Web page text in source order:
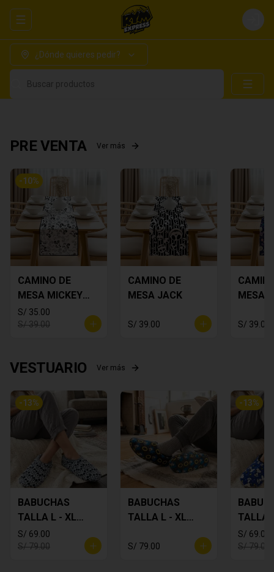
Abrir menu de navegación Login
¿Dónde quieres pedir?
Buscar productos
PRE VENTA Ver más
-10%
CAMINO DE
MESA MICKEY
PLOMO
S/ 35.00
S/ 39.00
CAMINO DE
MESA JACK
S/ 39.00
MESA
S/ 39.00
VESTUARIO Ver más
-13%
BABUCHAS
TALLA L - XL
MICKEY
S/ 69.00
S/ 79.00
BABUCHAS
TALLA L - XL
S/ 79.00
-13%
TALLA
S/ 69.00
S/ 79.00